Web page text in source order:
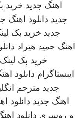
اهنگ جدید خرید
جدید دانلود اهنگ
جدید خرید بک
اهنگ حمید هیراد
خرید بک لینک
اینستاگرام دانلود
جدید مترجم
اهنگ جدید دانلود
و روسری دانلود